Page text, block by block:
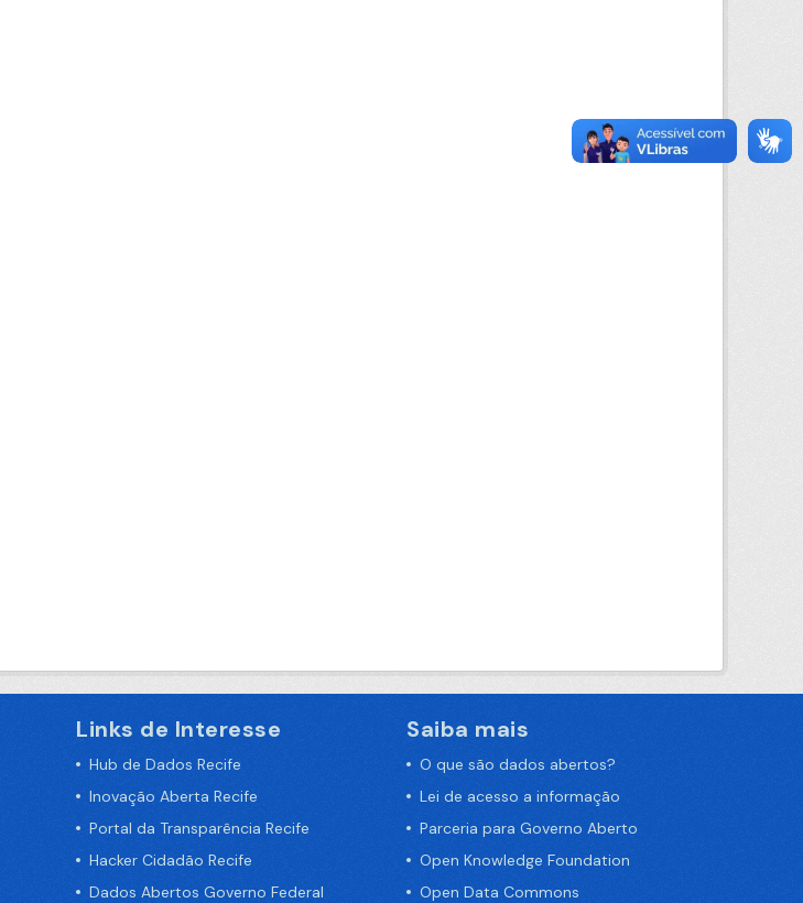
Links de Interesse
Hub de Dados Recife
Inovação Aberta Recife
Portal da Transparência Recife
Hacker Cidadão Recife
Dados Abertos Governo Federal
Saiba mais
O que são dados abertos?
Lei de acesso a informação
Parceria para Governo Aberto
Open Knowledge Foundation
Open Data Commons